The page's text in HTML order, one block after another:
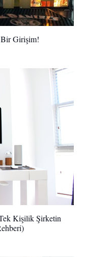
Bir Girişim!
Kişilik Şirketin